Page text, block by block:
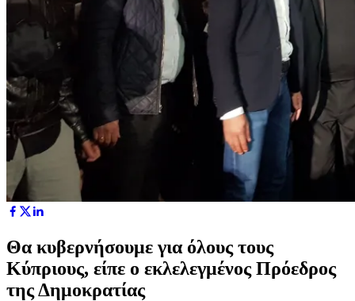
Θα κυβερνήσουμε για όλους τους
Κύπριους, είπε ο εκλελεγμένος Πρόεδρος
της Δημοκρατίας